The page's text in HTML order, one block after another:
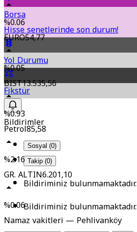
Borsa
Hisse senetlerinde son durum!
Yol Durumu
Fikstür
Bildirimler
Sosyal (0)
Takip (0)
Bildiriminiz bulunmamaktadır.
Bildiriminiz bulunmamaktadır.
%0.06
EURO54,77
%0.05
BIST13.535,56
%0.93
Petrol85,58
%2.16
GR. ALTIN6.201,10
%0.06
Namaz vakitleri — Pehlivanköy